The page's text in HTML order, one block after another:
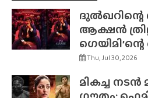
ആക്ഷൻ
Thu, Jul 30, 2026
മികച്ച നടൻ